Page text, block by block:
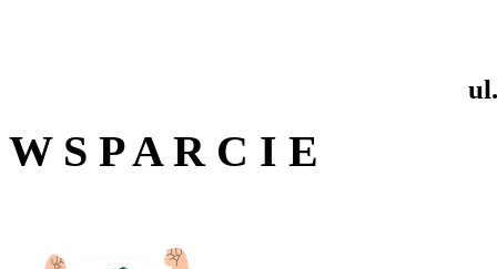
W S P A R C I E